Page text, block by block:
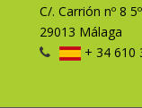
C/. Carrión nº 8
29013 Málaga
+ 34 610